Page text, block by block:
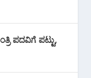
ಪದವಿಗೆ ‌ಪಟ್ಟು,